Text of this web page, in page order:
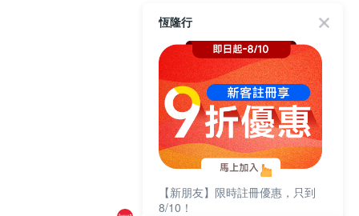
恆隆行
【新朋友】限時註冊優惠，只到
8/10！